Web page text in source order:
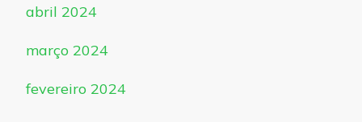
abril 2024
março 2024
fevereiro 2024